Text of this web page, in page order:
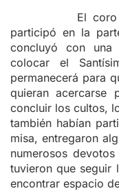
El coro
participó en la
concluyó con una
colocar el
permanecerá para
quieran acercarse
concluir los cultos,
también habían
misa, entregaron
numerosos
tuvieron que seguir
encontrar espacio